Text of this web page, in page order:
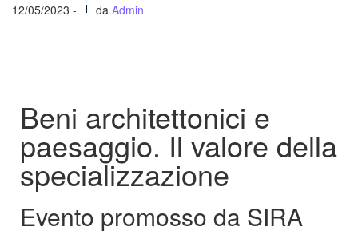
12/05/2023 - da Admin
Beni architettonici e
paesaggio. Il valore della
specializzazione
Evento promosso da SIRA